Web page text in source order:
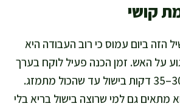
קושי
הזה ביום עמוס כי רוב העבודה היא
על האש. זמן הכנה פעיל לוקח בערך
15–20 דקות, ועוד 30–35 דקות בישול עד שהכול מתמזג.
מתאים גם למי שרוצה בישול בריא בלי